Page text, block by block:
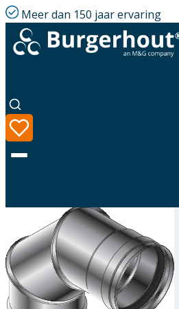
Meer dan 150 jaar ervaring
Taal
Assortiment
Oplossingen